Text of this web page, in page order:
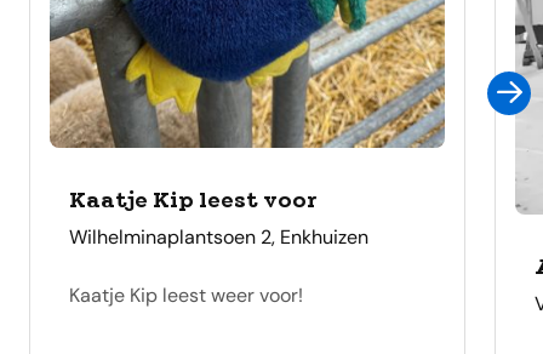
Kaatje Kip leest voor
adres
Wilhelminaplantsoen 2, Enkhuizen
Kaatje Kip leest weer voor!